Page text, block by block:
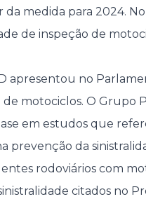
medida para 2024.
de inspeção de
apresentou no
de motociclos. O Grupo
em estudos que
prevenção da
rodoviários com
citados no